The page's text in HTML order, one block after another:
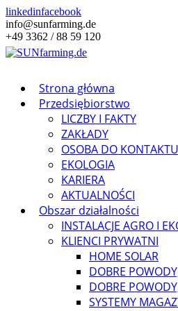
linkedinfacebook
info@sunfarming.de
+49 3362 / 88 59 120
Strona główna
Przedsiębiorstwo
LICZBY I FAKTY
ZAKŁADY
OSOBA DO KONTAKTU
EKOLOGIA
KARIERA
AKTUALNOŚCI
Obszar działalności
INSTALACJE AGRO I
KLIENCI PRYWATNI
HOME SOLAR
DOBRE
DOBRE
SYSTEMY